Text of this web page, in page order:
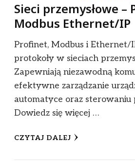
Sieci przemysłowe –
Modbus Ethernet/IP
Profinet, Modbus i Ethernet/
protokoły w sieciach
Zapewniają niezawodną
efektywne zarządzanie
automatyce oraz sterowaniu
Dowiedz się więcej …
CZYTAJ DALEJ